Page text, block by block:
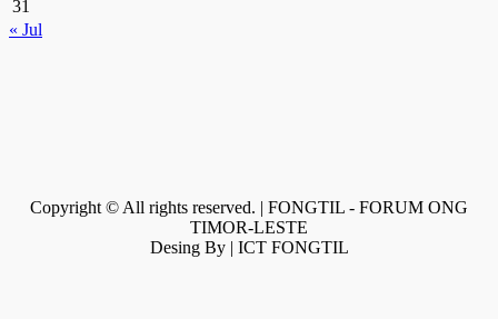
31
« Jul
Copyright © All rights reserved. | FONGTIL - FORUM ONG
TIMOR-LESTE
Desing By | ICT FONGTIL